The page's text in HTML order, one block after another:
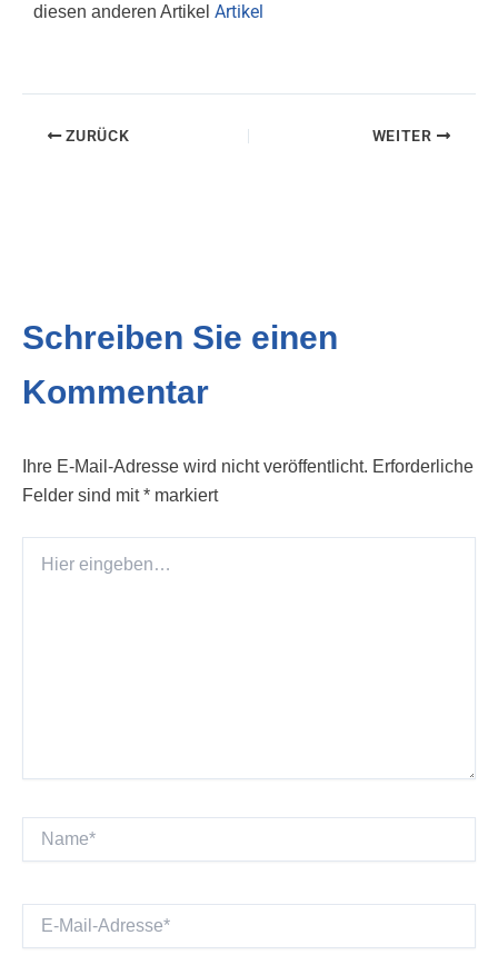
diesen anderen Artikel Artikel
ZURÜCK WEITER
Schreiben Sie einen
Kommentar
Ihre E-Mail-Adresse wird nicht veröffentlicht. Erforderliche
Felder sind mit* markiert
eingeben…
Mail-